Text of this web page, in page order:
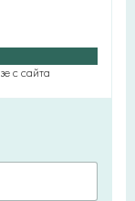
с сайта